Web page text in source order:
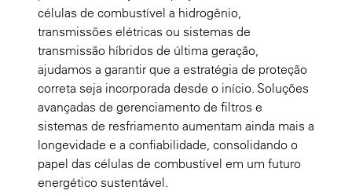
células de combustível a hidrogênio,
transmissões elétricas ou sistemas de
transmissão híbridos de última geração,
ajudamos a garantir que a estratégia de proteção
correta seja incorporada desde o início. Soluções
avançadas de gerenciamento de filtros e
sistemas de resfriamento aumentam ainda mais a
longevidade e a confiabilidade, consolidando o
papel das células de combustível em um futuro
energético sustentável.